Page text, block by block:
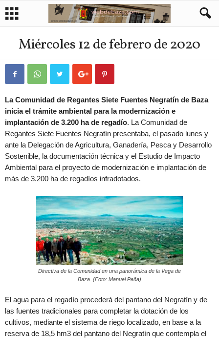
Miércoles 12 de febrero de 2020
La Comunidad de Regantes Siete Fuentes Negratín de Baza
inicia el trámite ambiental para la modernización e
implantación de 3.200 ha de regadío. La Comunidad de
Regantes Siete Fuentes Negratín presentaba, el pasado lunes y
ante la Delegación de Agricultura, Ganadería, Pesca y Desarrollo
Sostenible, la documentación técnica y el Estudio de Impacto
Ambiental para el proyecto de modernización e implantación de
más de 3.200 ha de regadíos infradotados.
Directiva de la Comunidad en una panorámica de la Vega de
Baza. (Foto: Manuel Peña)
El agua para el regadío procederá del pantano del Negratín y de
las fuentes tradicionales para completar la dotación de los
cultivos, mediante el sistema de riego localizado, en base a la
reserva de 18,5 hm3 del pantano del Negratín que contempla el